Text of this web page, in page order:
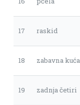
17 raskid
18 zabavna kuća
19 zadnja četiri